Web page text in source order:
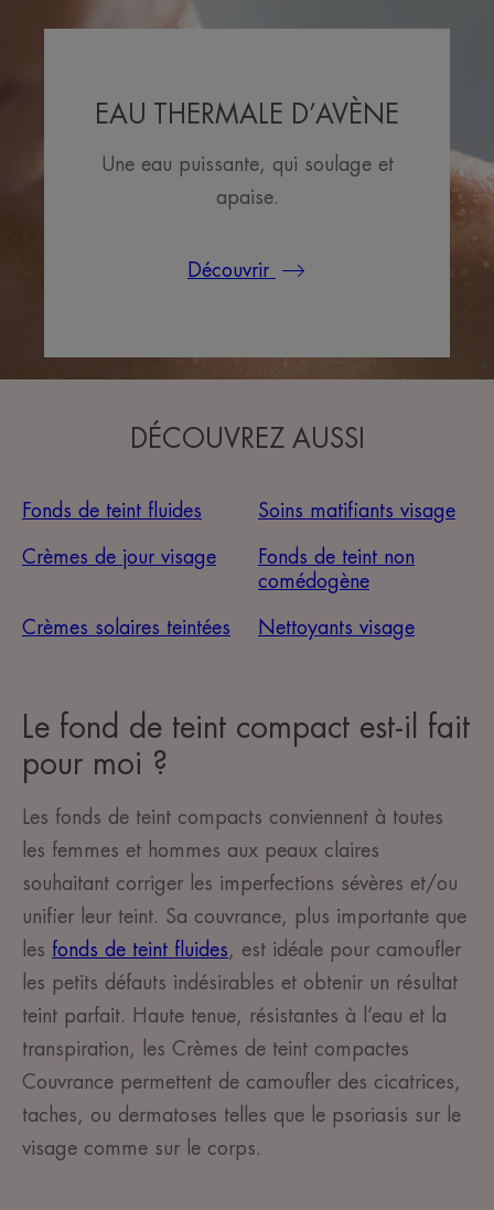
EAU THERMALE D’AVÈNE
Une eau puissante, qui soulage et
apaise.
Découvrir
DÉCOUVREZ AUSSI
Fonds de teint fluides Soins matifiants visage
Crèmes de jour visage
Fonds de teint non
comédogène
Crèmes solaires teintées Nettoyants visage
Le fond de teint compact est-il fait
pour moi ?
Les fonds de teint compacts conviennent à toutes
les femmes et hommes aux peaux claires
souhaitant corriger les imperfections sévères et/ou
unifier leur teint. Sa couvrance, plus importante que
les fonds de teint fluides, est idéale pour camoufler
les petits défauts indésirables et obtenir un résultat
teint parfait. Haute tenue, résistantes à l’eau et la
transpiration, les Crèmes de teint compactes
Couvrance permettent de camoufler des cicatrices,
taches, ou dermatoses telles que le psoriasis sur le
visage comme sur le corps.